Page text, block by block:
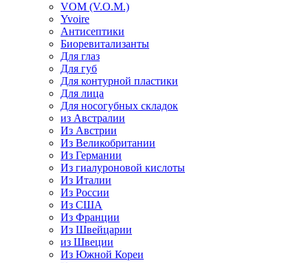
VOM (V.O.M.)
Yvoire
Антисептики
Биоревитализанты
Для глаз
Для губ
Для контурной пластики
Для лица
Для носогубных складок
из Австралии
Из Австрии
Из Великобритании
Из Германии
Из гиалуроновой кислоты
Из Италии
Из России
Из США
Из Франции
Из Швейцарии
из Швеции
Из Южной Кореи